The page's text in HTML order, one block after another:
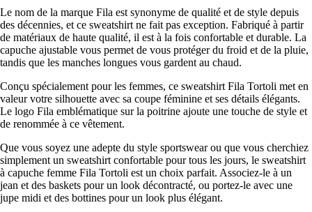
Le nom de la marque Fila est synonyme de qualité et de style depuis
des décennies, et ce sweatshirt ne fait pas exception. Fabriqué à partir
de matériaux de haute qualité, il est à la fois confortable et durable. La
capuche ajustable vous permet de vous protéger du froid et de la pluie,
tandis que les manches longues vous gardent au chaud.
Conçu spécialement pour les femmes, ce sweatshirt Fila Tortoli met en
valeur votre silhouette avec sa coupe féminine et ses détails élégants.
Le logo Fila emblématique sur la poitrine ajoute une touche de style et
de renommée à ce vêtement.
Que vous soyez une adepte du style sportswear ou que vous cherchiez
simplement un sweatshirt confortable pour tous les jours, le sweatshirt
à capuche femme Fila Tortoli est un choix parfait. Associez-le à un
jean et des baskets pour un look décontracté, ou portez-le avec une
jupe midi et des bottines pour un look plus élégant.